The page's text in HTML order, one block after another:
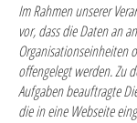
Im Rahmen unserer
vor, dass die Daten an
Organisationseinheiten
offengelegt werden. Zu
Aufgaben beauftragte
die in eine Webseite